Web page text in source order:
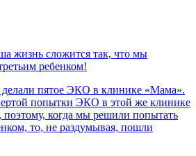
жизнь сложится так, что мы
ребенком!
пятое ЭКО в клинике «Мама».
попытки ЭКО в этой же клинике
поэтому, когда мы решили попытать
то, не раздумывая, пошли